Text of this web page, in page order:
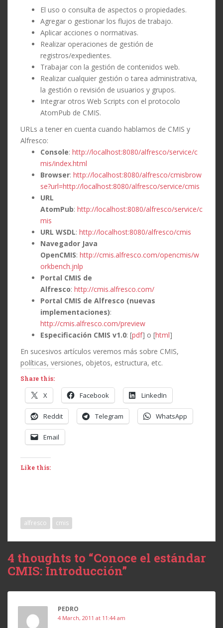
El uso o consulta de aspectos o propiedades.
Agregar o gestionar los flujos de trabajo.
Aplicar acciones o normativas.
Realizar operaciones de gestión de
registros/expedientes.
Trabajar con la gestión de contenidos web.
Realizar cualquier gestión o tarea administrativa,
la gestión o revisión de usuarios y grupos.
Integrar otros Web Scripts con el protocolo
AtomPub de CMIS.
URLs a tener en cuenta cuando hablamos de CMIS y
Alfresco:
Console: http://localhost:8080/alfresco/service/c
mis/index.html
Browser: http://localhost:8080/alfresco/cmisbrow
se?url=http://localhost:8080/alfresco/service/cmis
URL
AtomPub: http://localhost:8080/alfresco/service/c
mis
URL WSDL: http://localhost:8080/alfresco/cmis
Navegador Java
OpenCMIS: http://cmis.alfresco.com/opencmis/w
orkbench.jnlp
Portal CMIS de
Alfresco: http://cmis.alfresco.com/
Portal CMIS de Alfresco (nuevas
implementaciones):
http://cmis.alfresco.com/preview
Especificación CMIS v1.0: [pdf] o [html]
En sucesivos artículos veremos más sobre CMIS,
políticas, versiones, objetos, estructura, etc.
Share this:
X Facebook LinkedIn
Reddit Telegram WhatsApp
Email
Like this:
alfresco cmis
4 thoughts to “Conoce el estándar
CMIS: Introducción”
PEDRO
4 March, 2011 at 11:44 am